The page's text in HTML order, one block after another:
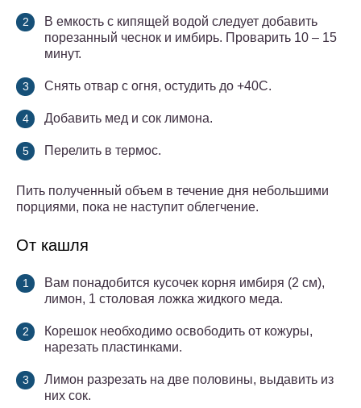
В емкость с кипящей водой следует добавить
порезанный чеснок и имбирь. Проварить 10 – 15
минут.
Снять отвар с огня, остудить до +40С.
Добавить мед и сок лимона.
Перелить в термос.
Пить полученный объем в течение дня небольшими
порциями, пока не наступит облегчение.
От кашля
Вам понадобится кусочек корня имбиря (2 см),
лимон, 1 столовая ложка жидкого меда.
Корешок необходимо освободить от кожуры,
нарезать пластинками.
Лимон разрезать на две половины, выдавить из
них сок.